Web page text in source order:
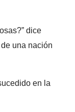
dice
una nación
en la